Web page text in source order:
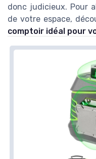
donc judicieux. Pour
de votre espace,
comptoir idéal pour